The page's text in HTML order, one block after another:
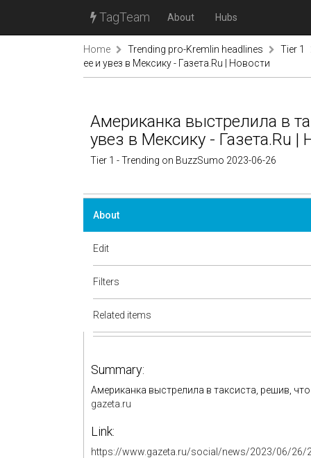
TagTeam About Hubs
Home Trending pro-Kremlin headlines
Tier 1
ее и увез в Мексику - Газета.Ru | Новости
Американка выстрелила в
увез в Мексику - Газета.Ru |
Tier 1 - Trending on BuzzSumo 2023-06-26
About
Edit
Filters
Related items
Summary:
Американка выстрелила в таксиста, решив,
gazeta.ru
Link:
https://www.gazeta.ru/social/news/2023/06/26/